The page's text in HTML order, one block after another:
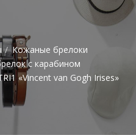
Кожаные брелоки
с карабином
«Vincent van Gogh Irises»